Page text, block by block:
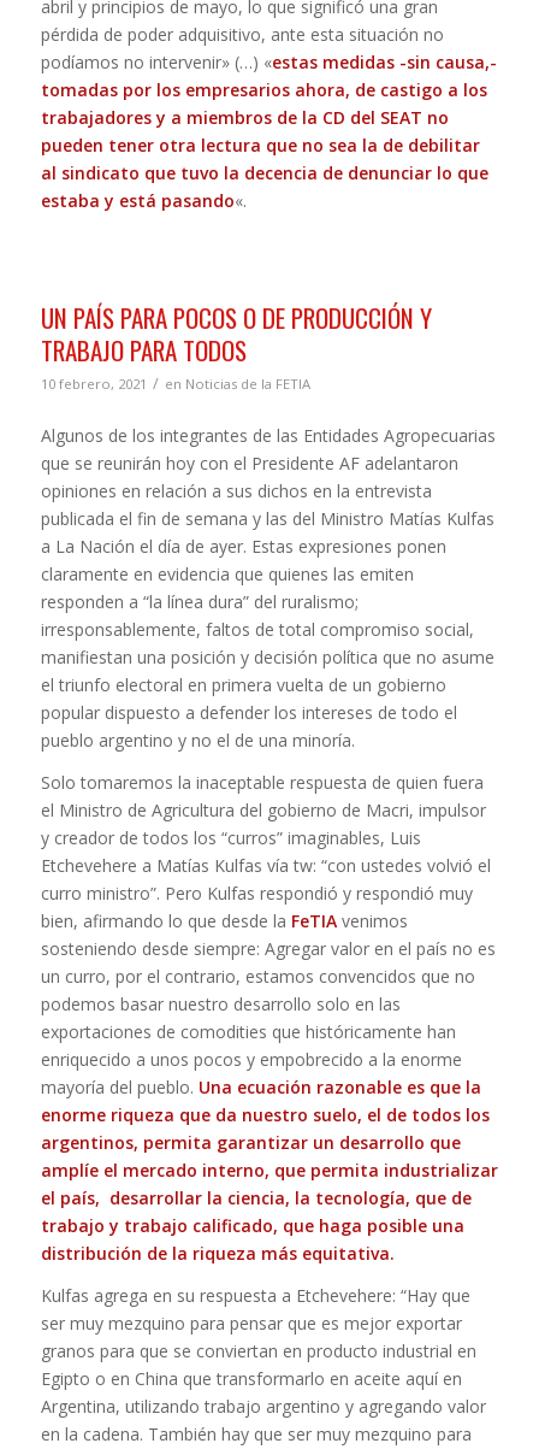
abril y principios de mayo, lo que significó una gran
pérdida de poder adquisitivo, ante esta situación no
podíamos no intervenir» (…) «estas medidas -sin causa,-
tomadas por los empresarios ahora, de castigo a los
trabajadores y a miembros de la CD del SEAT no
pueden tener otra lectura que no sea la de debilitar
al sindicato que tuvo la decencia de denunciar lo que
estaba y está pasando«.
UN PAÍS PARA POCOS O DE PRODUCCIÓN Y
TRABAJO PARA TODOS
10 febrero, 2021 / en Noticias de la FETIA
Algunos de los integrantes de las Entidades Agropecuarias
que se reunirán hoy con el Presidente AF adelantaron
opiniones en relación a sus dichos en la entrevista
publicada el fin de semana y las del Ministro Matías Kulfas
a La Nación el día de ayer. Estas expresiones ponen
claramente en evidencia que quienes las emiten
responden a “la línea dura” del ruralismo;
irresponsablemente, faltos de total compromiso social,
manifiestan una posición y decisión política que no asume
el triunfo electoral en primera vuelta de un gobierno
popular dispuesto a defender los intereses de todo el
pueblo argentino y no el de una minoría.
Solo tomaremos la inaceptable respuesta de quien fuera
el Ministro de Agricultura del gobierno de Macri, impulsor
y creador de todos los “curros” imaginables, Luis
Etchevehere a Matías Kulfas vía tw: “con ustedes volvió el
curro ministro”. Pero Kulfas respondió y respondió muy
bien, afirmando lo que desde la FeTIAvenimos
sosteniendo desde siempre: Agregar valor en el país no es
un curro, por el contrario, estamos convencidos que no
podemos basar nuestro desarrollo solo en las
exportaciones de comodities que históricamente han
enriquecido a unos pocos y empobrecido a la enorme
mayoría del pueblo. Una ecuación razonable es que la
enorme riqueza que da nuestro suelo, el de todos los
argentinos, permita garantizar un desarrollo que
amplíe el mercado interno, que permita industrializar
el país, desarrollar la ciencia, la tecnología, que de
trabajo y trabajo calificado, que haga posible una
distribución de la riqueza más equitativa.
Kulfas agrega en su respuesta a Etchevehere: “Hay que
ser muy mezquino para pensar que es mejor exportar
granos para que se conviertan en producto industrial en
Egipto o en China que transformarlo en aceite aquí en
Argentina, utilizando trabajo argentino y agregando valor
en la cadena. También hay que ser muy mezquino para